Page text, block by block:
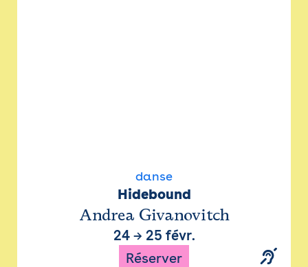
danse
Hidebound
Andrea Givanovitch
24→ 25 févr.
Réserver